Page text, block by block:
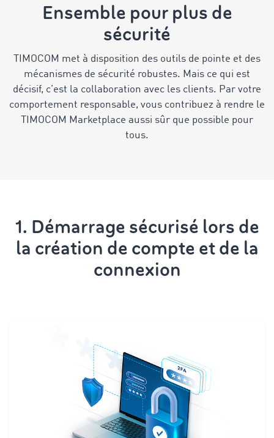
Ensemble pour plus de
sécurité
TIMOCOM met à disposition des outils de pointe et des
mécanismes de sécurité robustes. Mais ce qui est
décisif, c’est la collaboration avec les clients. Par votre
comportement responsable, vous contribuez à rendre le
TIMOCOM Marketplace aussi sûr que possible pour
tous.
1. Démarrage sécurisé lors de
la création de compte et de la
connexion